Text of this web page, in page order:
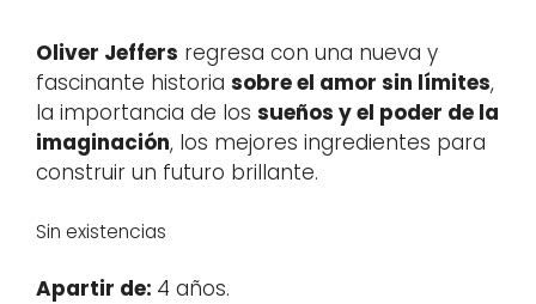
Oliver Jeffers regresa con una nueva y
fascinante historia sobre el amor sin límites,
la importancia de los sueños y el poder de la
imaginación, los mejores ingredientes para
construir un futuro brillante.
Sin existencias
Apartir de: 4 años.